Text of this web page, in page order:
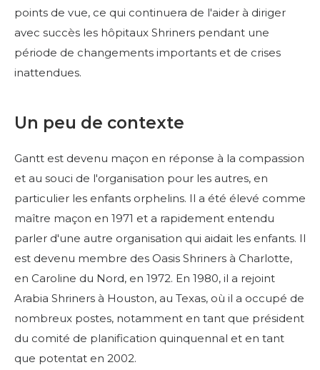
NOTRE PHILANTHROPIE
DIRECTION
WOMEN IMPACTING CARE
points de vue, ce qui continuera de l'aider à diriger
avec succès les hôpitaux Shriners pendant une
période de changements importants et de crises
inattendues.
Un peu de contexte
Gantt est devenu maçon en réponse à la compassion
et au souci de l'organisation pour les autres, en
particulier les enfants orphelins. Il a été élevé comme
maître maçon en 1971 et a rapidement entendu
parler d'une autre organisation qui aidait les enfants. Il
est devenu membre des Oasis Shriners à Charlotte,
en Caroline du Nord, en 1972. En 1980, il a rejoint
Arabia Shriners à Houston, au Texas, où il a occupé de
nombreux postes, notamment en tant que président
du comité de planification quinquennal et en tant
que potentat en 2002.